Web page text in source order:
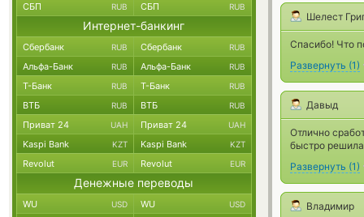
Шелест
Спасибо! Что
Развернуть (1)
Давыд
Отлично
быстро
Развернуть (1)
Владимир
СБП RUB СБП RUB
Интернет-банкинг
Сбербанк RUB Сбербанк RUB
Альфа-Банк RUB Альфа-Банк RUB
Т-Банк RUB Т-Банк RUB
ВТБ RUB ВТБ RUB
Приват 24 UAH Приват 24 UAH
Kaspi Bank KZT Kaspi Bank KZT
Revolut EUR Revolut EUR
Денежные переводы
WU USD WU USD